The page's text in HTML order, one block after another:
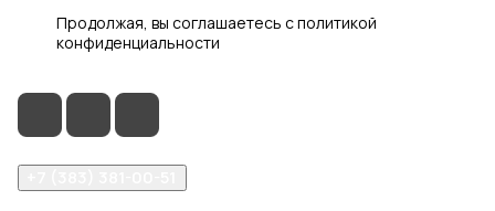
Продолжая, вы соглашаетесь сполитикой
конфиденциальности